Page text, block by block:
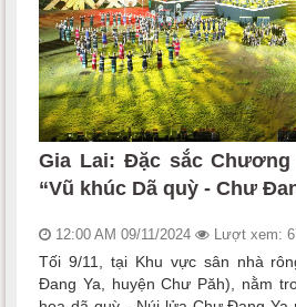
Gia Lai: Đặc sắc
“Vũ khúc Dã quỳ - Chư
12:00 AM 09/11/2024 Lượt xem:
Tối 9/11, tại Khu vực sân nhà
Đang Ya, huyện Chư Păh), nằm